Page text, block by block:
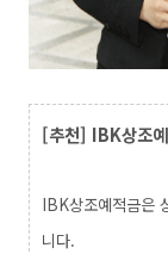
[추천] IBK상조
IBK상조예적금은
니다.